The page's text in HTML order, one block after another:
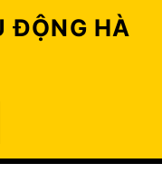
ĐỘNG HÀ